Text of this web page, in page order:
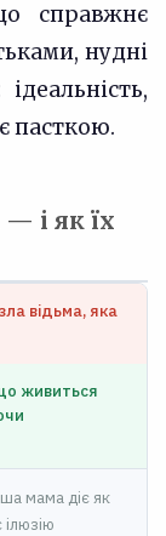
справжнє
нудні
пасткою.
і як їх
відьма, яка
живиться
мама діє як